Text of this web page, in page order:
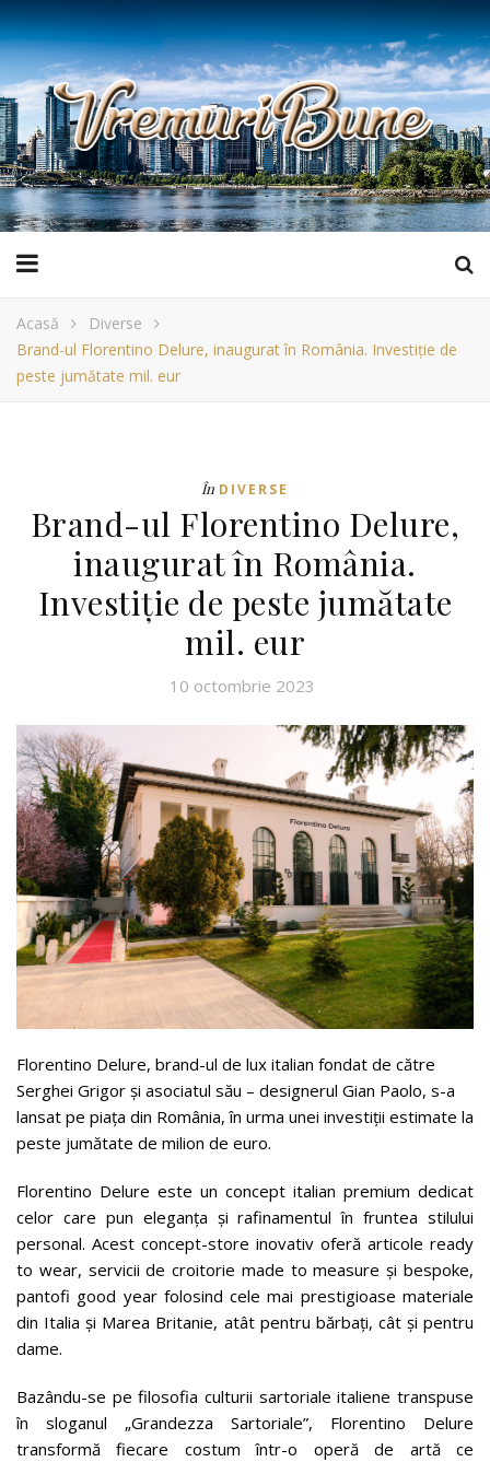
Acasă
Diverse
Brand-ul Florentino Delure, inaugurat în România. Investiție de
peste jumătate mil. eur
În DIVERSE
Brand-ul Florentino Delure,
inaugurat în România.
Investiție de peste jumătate
mil. eur
10 octombrie 2023
Florentino Delure, brand-ul de lux italian fondat de către
Serghei Grigor și asociatul său – designerul Gian Paolo, s-a
lansat pe piața din România, în urma unei investiții estimate la
peste jumătate de milion de euro.
Florentino Delure este un concept italian premium dedicat
celor care pun eleganța și rafinamentul în fruntea stilului
personal. Acest concept-store inovativ oferă articole ready
to wear, servicii de croitorie made to measure și bespoke,
pantofi good year folosind cele mai prestigioase materiale
din Italia și Marea Britanie, atât pentru bărbați, cât și pentru
dame.
Bazându-se pe filosofia culturii sartoriale italiene transpuse
în sloganul „Grandezza Sartoriale”, Florentino Delure
transformă fiecare costum într-o operă de artă ce